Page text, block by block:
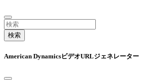
検索
American DynamicsビデオURLジェネレーター